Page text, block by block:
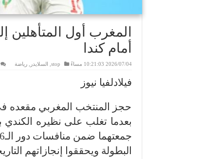
المغرب أول المتأهلين
أمام كندا
2026/07/04 10:21:03 مساءً stop السلايدر ,رياضة
فيلادلفيا نيوز
بعدما تغلب على نظيره الكندي
البطولة ويحققوا إنجازاتهم